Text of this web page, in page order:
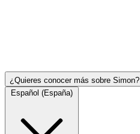
¿Quieres conocer más sobre Simon?